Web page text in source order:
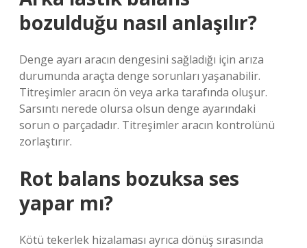
bozulduğu nasıl anlaşılır?
Denge ayarı aracın dengesini sağladığı için arıza
durumunda araçta denge sorunları yaşanabilir.
Titreşimler aracın ön veya arka tarafında oluşur.
Sarsıntı nerede olursa olsun denge ayarındaki
sorun o parçadadır. Titreşimler aracın kontrolünü
zorlaştırır.
Rot balans bozuksa ses
yapar mı?
Kötü tekerlek hizalaması ayrıca dönüş sırasında